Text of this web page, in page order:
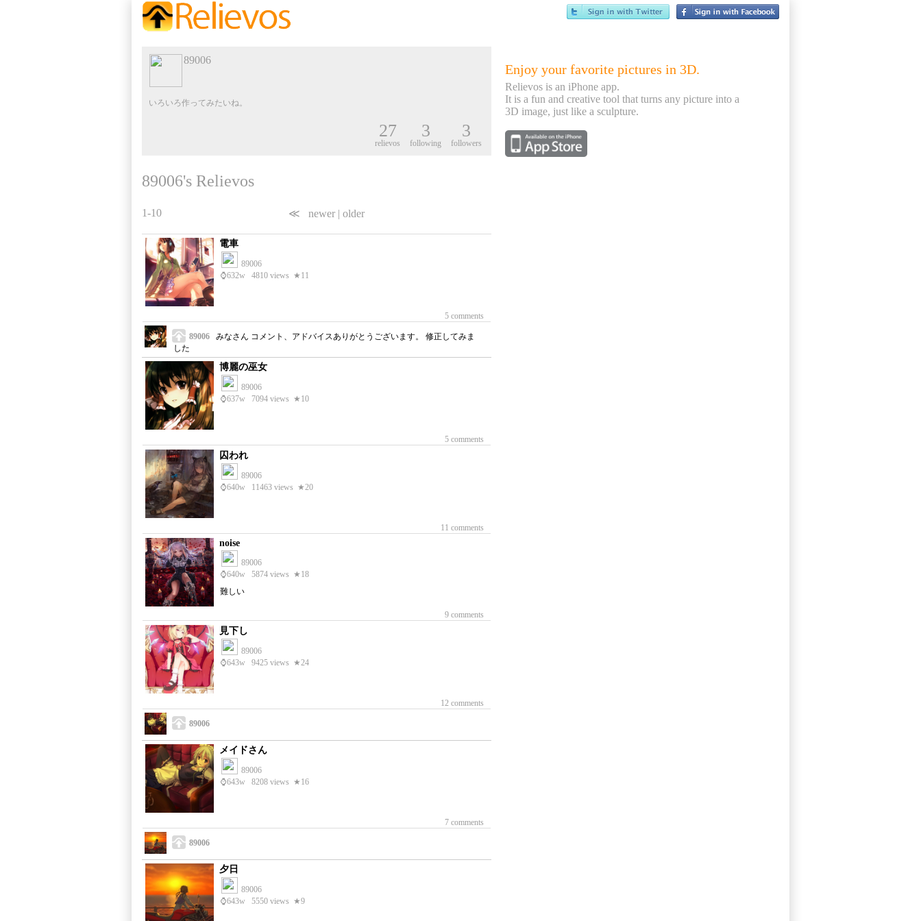
89006
いろいろ作ってみたいね。
3
followers
3
following
27
relievos
89006's Relievos
1-10 ≪ newer | older
電車
89006
⌚632w 4810 views ★11
5 comments
89006
みなさん コメント、アドバイスありがとうございます。 修正してみま
した
博麗の巫女
89006
⌚637w 7094 views ★10
5 comments
囚われ
89006
⌚640w 11463 views ★20
11 comments
noise
89006
⌚640w 5874 views ★18
難しい
9 comments
見下し
89006
⌚643w 9425 views ★24
12 comments
89006
メイドさん
89006
⌚643w 8208 views ★16
7 comments
89006
夕日
89006
⌚643w 5550 views ★9
Enjoy your favorite pictures in 3D.
Relievos is an iPhone app.
It is a fun and creative tool that turns any picture into a
3D image, just like a sculpture.